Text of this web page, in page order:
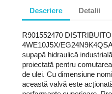
Descriere Detalii
R901552470
4WE10J5X/
supapă hidraulică
proiectată pentru
de ulei. Cu dimensiune
această valvă este